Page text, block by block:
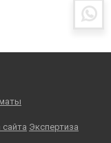
сайта Экспертиза